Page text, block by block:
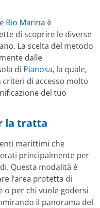
e Rio Marina è
di scoprire le diverse
La scelta del metodo
dalle
di Pianosa, la quale,
di accesso molto
del tuo
la tratta
marittimi che
principalmente per
Questa modalità è
l’area protetta di
o per chi vuole godersi
il panorama del